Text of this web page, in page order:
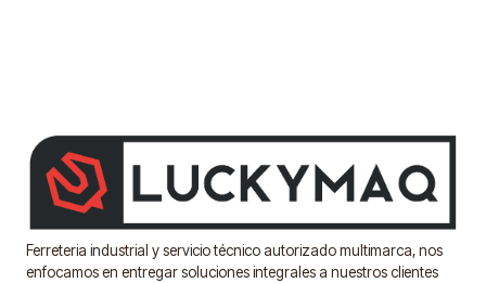
Ferreteria industrial y servicio técnico autorizado multimarca, nos
enfocamos en entregar soluciones integrales a nuestros clientes